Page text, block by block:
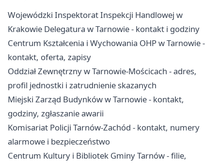
Wojewódzki Inspektorat Inspekcji Handlowej w
Krakowie Delegatura w Tarnowie - kontakt i godziny
Centrum Kształcenia i Wychowania OHP w Tarnowie -
kontakt, oferta, zapisy
Oddział Zewnętrzny w Tarnowie-Mościcach - adres,
profil jednostki i zatrudnienie skazanych
Miejski Zarząd Budynków w Tarnowie - kontakt,
godziny, zgłaszanie awarii
Komisariat Policji Tarnów-Zachód - kontakt, numery
alarmowe i bezpieczeństwo
Centrum Kultury i Bibliotek Gminy Tarnów - filie,